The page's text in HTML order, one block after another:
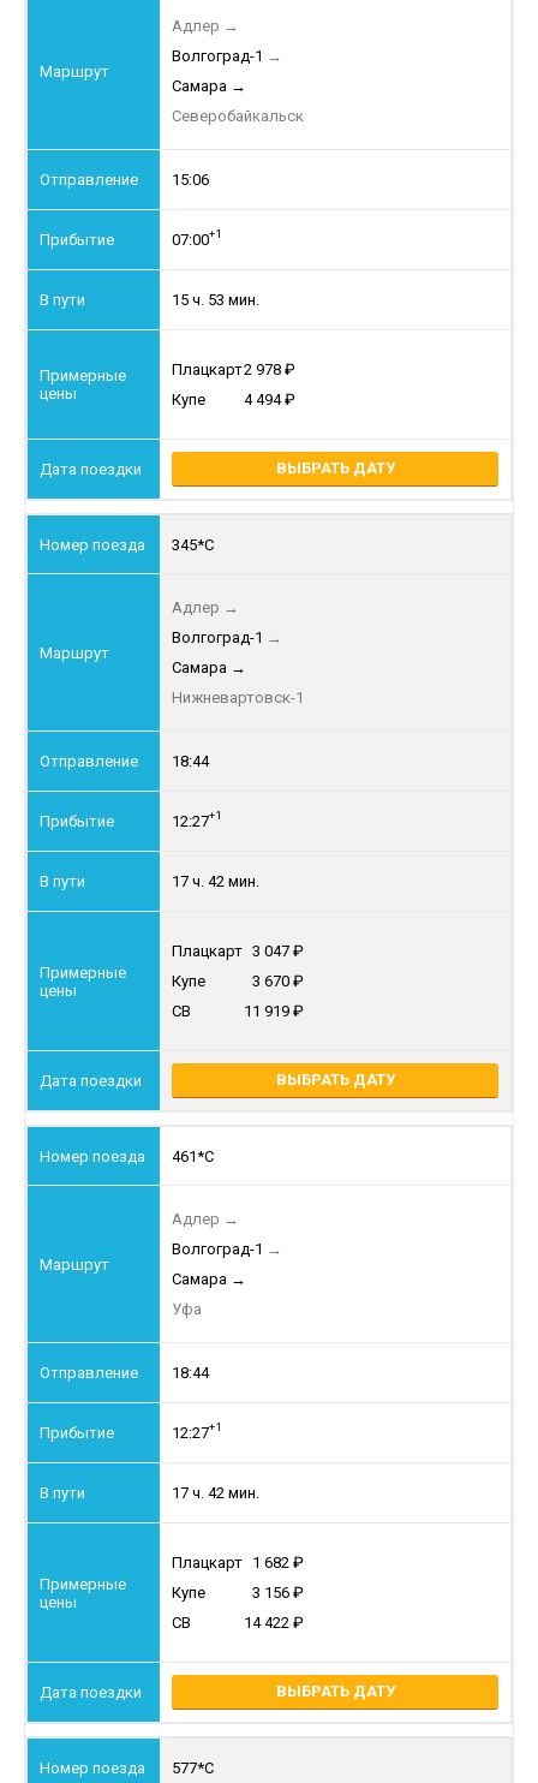
Адлер →
Волгоград-1 →
Самара →
Северобайкальск
15:06
07:00+1
15 ч. 53 мин.
Плацкарт2 978
Купе
4 494
ВЫБРАТЬ ДАТУ
345*С
Адлер →
Волгоград-1 →
Самара →
Нижневартовск-1
18:44
12:27+1
17 ч. 42 мин.
Плацкарт 3 047
Купе
3 670
СВ
11 919
ВЫБРАТЬ ДАТУ
461*С
Адлер →
Волгоград-1 →
Самара →
Уфа
18:44
12:27+1
17 ч. 42 мин.
Плацкарт 1 682
Купе
3 156
СВ
14 422
ВЫБРАТЬ ДАТУ
577*С